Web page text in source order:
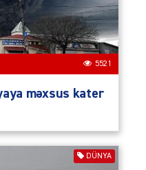
5521
məxsus kater
DÜNYA